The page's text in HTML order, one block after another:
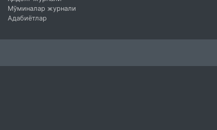
Мўминалар журнали
Адабиётлар